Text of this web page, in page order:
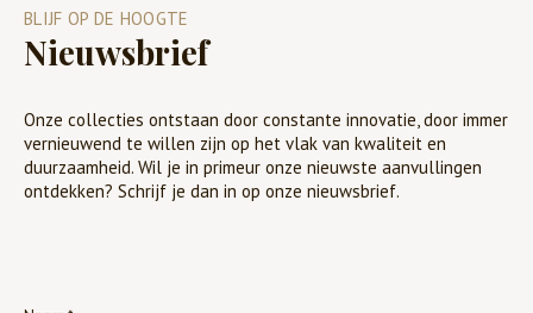
BLIJF OP DE HOOGTE
Nieuwsbrief
Onze collecties ontstaan door constante innovatie, door immer
vernieuwend te willen zijn op het vlak van kwaliteit en
duurzaamheid. Wil je in primeur onze nieuwste aanvullingen
ontdekken? Schrijf je dan in op onze nieuwsbrief.